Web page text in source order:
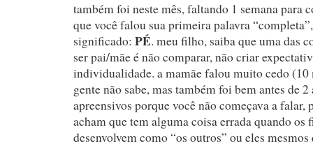
também foi neste mês, faltando 1 semana para
que você falou sua primeira palavra
significado: PÉ. meu filho, saiba que uma das
ser pai/mãe é não comparar, não criar
individualidade. a mamãe falou muito cedo (10
gente não sabe, mas também foi bem antes de
apreensivos porque você não começava a falar,
acham que tem alguma coisa errada quando os
desenvolvem como “os outros” ou eles mesmos